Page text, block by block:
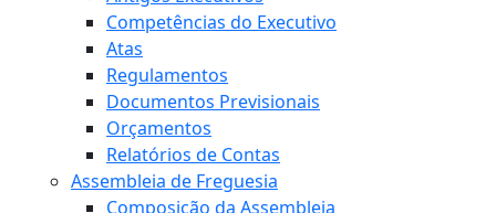
Competências do Executivo
Atas
Regulamentos
Documentos Previsionais
Orçamentos
Relatórios de Contas
Assembleia de Freguesia
Composição da Assembleia